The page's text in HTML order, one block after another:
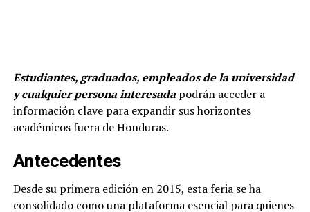
Estudiantes, graduados, empleados de la universidad
y cualquier persona interesadapodrán acceder a
información clave para expandir sus horizontes
académicos fuera de Honduras.
Antecedentes
Desde su primera edición en 2015, esta feria se ha
consolidado como una plataforma esencial para quienes